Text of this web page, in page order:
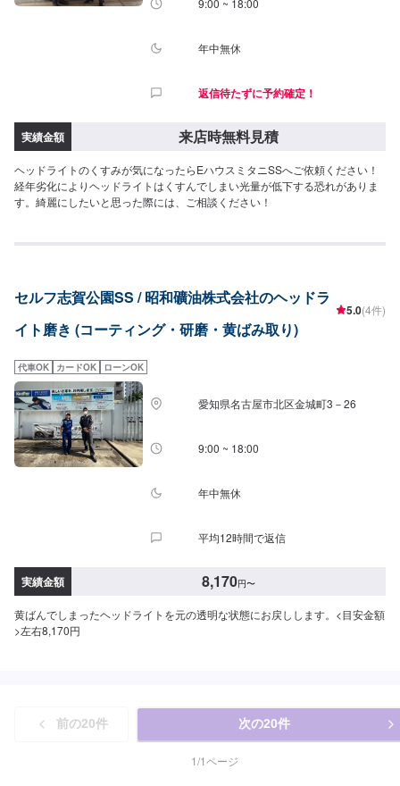
年中無休
返信待たずに予約確定！
実績金額 来店時無料見積
ヘッドライトのくすみが気になったらEハウスミタニSSへご依頼ください！
経年劣化によりヘッドライトはくすんでしまい光量が低下する恐れがありま
す。綺麗にしたいと思った際には、ご相談ください！
セルフ志賀公園SS / 昭和礦油株式会社のヘッドラ
イト磨き (コーティング・研磨・黄ばみ取り)
5.0(4件)
代車OK カードOK ローンOK
愛知県名古屋市北区金城町3－26
9:00 ~ 18:00
年中無休
平均12時間で返信
実績金額 8,170円〜
黄ばんでしまったヘッドライトを元の透明な状態にお戻しします。<目安金額
>左右8,170円
前の20件 次の20件
1/1ページ